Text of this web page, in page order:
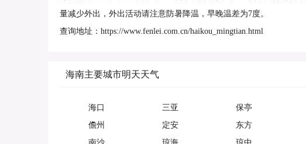
量减少外出，外出活动请注意防暑降温，早晚温差为7度。
查询地址：https://www.fenlei.com.cn/haikou_mingtian.html
海南主要城市明天天气
海口 三亚 保亭
儋州
定安 东方